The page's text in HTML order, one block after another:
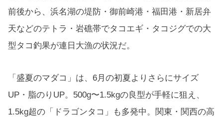
前後から、浜名湖の堤防・御前崎港・福田港・新居弁
天などのテトラ・岩礁帯でタコエギ・タコジグでの大
型タコ釣果が連日大漁の状況だ。
「盛夏のマダコ」は、6月の初夏よりさらにサイズ
UP・脂のりUP。500g〜1.5kgの良型が手軽に狙え、
1.5kg超の「ドラゴンタコ」も多発中。関東・関西の高